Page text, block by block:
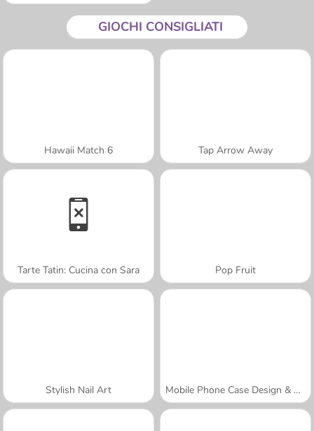
GIOCHI CONSIGLIATI
Hawaii Match 6 Tap Arrow Away
Tarte Tatin: Cucina con Sara Pop Fruit
Stylish Nail Art Mobile Phone Case Design & DIY